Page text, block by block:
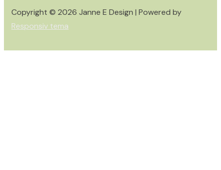
Copyright © 2026 Janne E Design | Powered by
Responsiv tema